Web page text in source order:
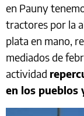
en Pauny
tractores por la
plata en mano,
mediados de
actividad
en los pueblos